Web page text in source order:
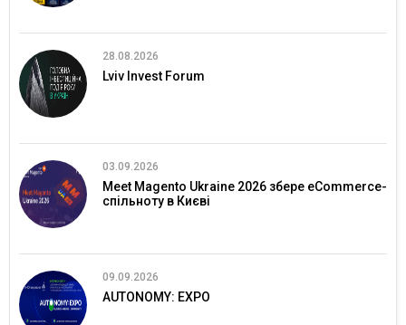
28.08.2026
Lviv Invest Forum
03.09.2026
Meet Magento Ukraine 2026 збере eCommerce-
спільноту в Києві
09.09.2026
AUTONOMY: EXPO